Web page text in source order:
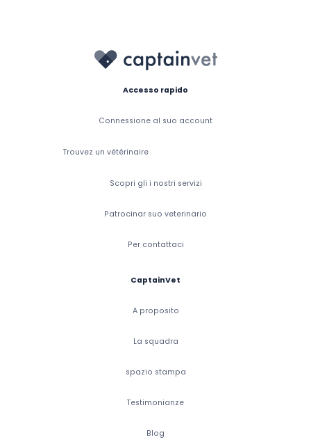
Accesso rapido
Connessione al suo account
Trouvez un vétérinaire
Scopri gli i nostri servizi
Patrocinar suo veterinario
Per contattaci
CaptainVet
A proposito
La squadra
spazio stampa
Testimonianze
Blog